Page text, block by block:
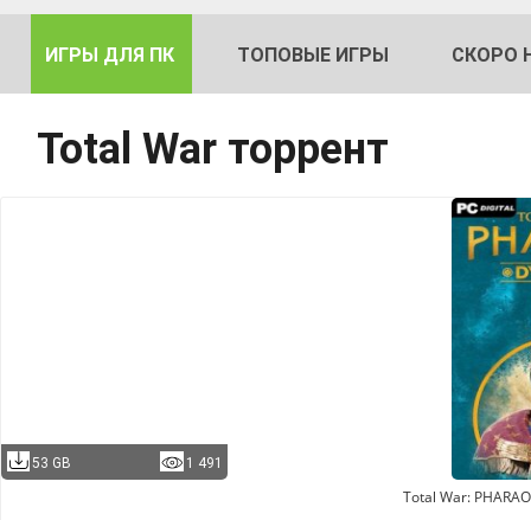
ИГРЫ ДЛЯ ПК ТОПОВЫЕ ИГРЫ СКОРО
Total War торрент
53 GB 1 491
Total War: